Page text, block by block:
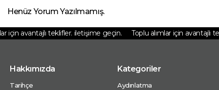
Henüz Yorum Yazılmamış.
için avantajlı teklifler. iletişime geçin. Toplu alımlar için avantajlı
Hakkımızda
Tarihçe
Kategoriler
Aydınlatma